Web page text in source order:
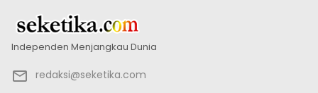
Independen Menjangkau Dunia
redaksi@seketika.com